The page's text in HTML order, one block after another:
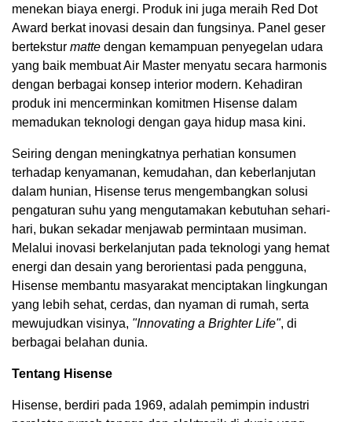
menekan biaya energi. Produk ini juga meraih Red Dot
Award berkat inovasi desain dan fungsinya. Panel geser
bertekstur matte dengan kemampuan penyegelan udara
yang baik membuat Air Master menyatu secara harmonis
dengan berbagai konsep interior modern. Kehadiran
produk ini mencerminkan komitmen Hisense dalam
memadukan teknologi dengan gaya hidup masa kini.
Seiring dengan meningkatnya perhatian konsumen
terhadap kenyamanan, kemudahan, dan keberlanjutan
dalam hunian, Hisense terus mengembangkan solusi
pengaturan suhu yang mengutamakan kebutuhan sehari-
hari, bukan sekadar menjawab permintaan musiman.
Melalui inovasi berkelanjutan pada teknologi yang hemat
energi dan desain yang berorientasi pada pengguna,
Hisense membantu masyarakat menciptakan lingkungan
yang lebih sehat, cerdas, dan nyaman di rumah, serta
mewujudkan visinya, "Innovating a Brighter Life", di
berbagai belahan dunia.
Tentang Hisense
Hisense, berdiri pada 1969, adalah pemimpin industri